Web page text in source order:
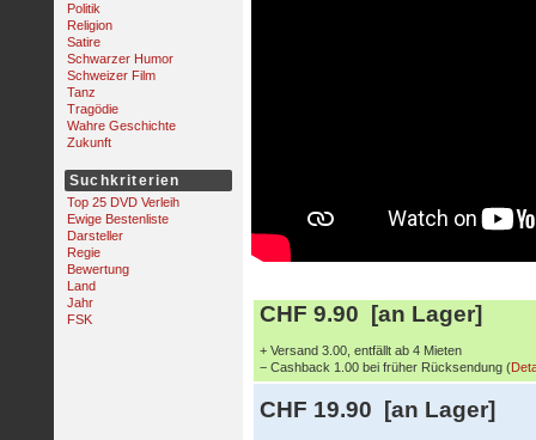
Politik
Religion
Satire
Schwarzer Humor
Schweizer Film
Tanz
Tragödie
Wahre Geschichte
Zukunft
Suchkriterien
Top 25 DVD Verleih
Ewige Bestenliste
Darsteller
Regie
Bewertung
Land
Jahr
FSK
CHF 9.90 [an Lager]
+ Versand 3.00, entfällt ab 4 Mieten
− Cashback 1.00 bei früher Rücksendung (
CHF 19.90 [an Lager]